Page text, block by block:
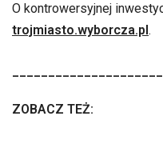
O kontrowersyjnej
trojmiasto.wyborcza.pl .
ZOBACZ TEŻ: